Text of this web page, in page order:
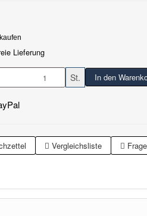
Lieferung
St. In den
Vergleichsliste